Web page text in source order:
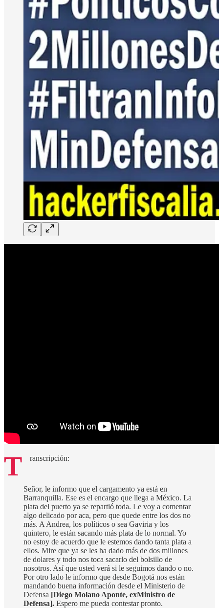
T ranscripción:
Señor, le informo que el cargamento ya está en
Barranquilla. Ese es el encargo que llega a México. La
plata del puerto ya se repartió toda. Le voy a comentar
algo delicado por aca, pero que quede entre los dos no
más. A Andrea, los políticos o sea Gaviria y los
quintero, le están sacando más plata de lo normal. Yo
no estoy de acuerdo que le estemos dando tanta plata a
ellos. Mire que ya se les ha dado más de dos millones
de dolares y todo nos toca sacarlo del bolsillo de
nosotros. Así que usted verá si le seguimos dando o no.
Por otro lado le informo que desde Bogotá nos están
mandando buena información desde el Ministerio de
Defensa [Diego Molano Aponte, exMinistro de
Defensa]. Espero me pueda contestar pronto.